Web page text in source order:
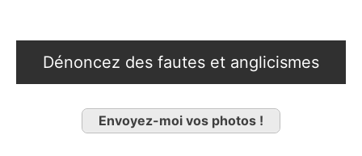
Dénoncez des fautes et anglicismes
Envoyez-moi vos photos !